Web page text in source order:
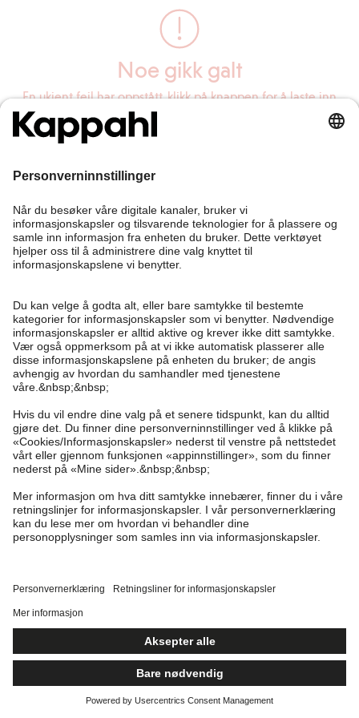
Noe gikk galt
En ukjent feil har oppstått, klikk på knappen for å laste inn
siden på nytt.